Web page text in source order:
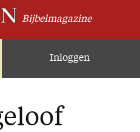
Bijbelmagazine
Inloggen